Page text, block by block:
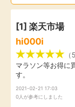
高還元
無料
エンタメ
クレジッ
[1]楽天市場
hi000i
マラソン等お得に
す。
2021-02-21 17:03
0人が参考にしました